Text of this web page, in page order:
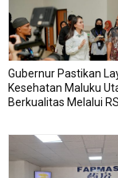
Gubernur Pastikan
Kesehatan Maluku
Berkualitas Melalui